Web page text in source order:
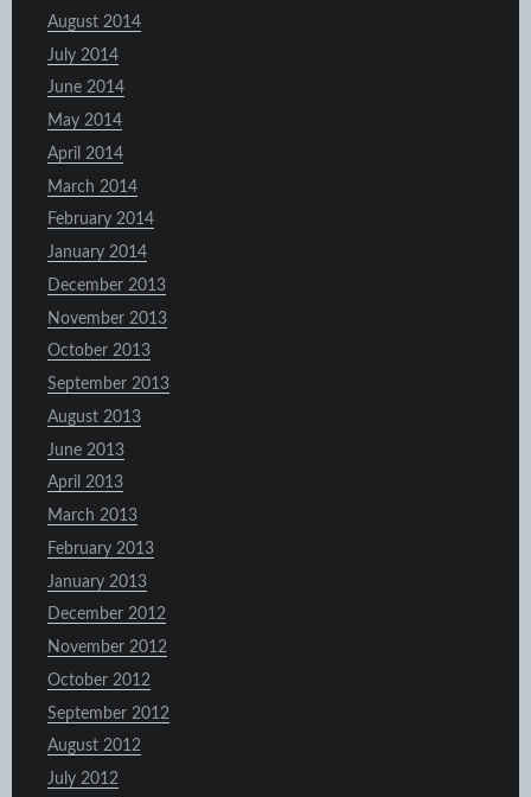
August 2014
July 2014
June 2014
May 2014
April 2014
March 2014
February 2014
January 2014
December 2013
November 2013
October 2013
September 2013
August 2013
June 2013
April 2013
March 2013
February 2013
January 2013
December 2012
November 2012
October 2012
September 2012
August 2012
July 2012